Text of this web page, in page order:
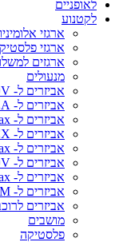
לאופניים
לקטנוע
ארגזי
ארגזי פלסטיק
ארגזים
מנעולים
אביזרים ל- ADV
אביזרים ל- FORZA
אביזרים ל- N-max
אביזרים ל- PCX
אביזרים ל- T-max
אביזרים ל- X-ADV
אביזרים ל- X-max
אביזרים ל- SYM
אביזרים
מושבים
פלסטיקה